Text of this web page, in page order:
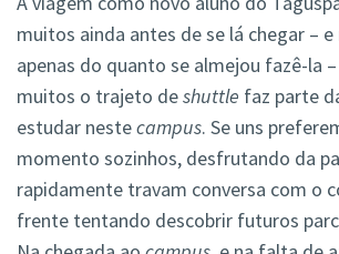
muitos ainda antes de se lá chegar –
apenas do quanto se almejou fazê-la
muitos o trajeto deshuttle faz parte
estudar nestecampus. Se uns
momento sozinhos, desfrutando da
rapidamente travam conversa com o
frente tentando descobrir futuros